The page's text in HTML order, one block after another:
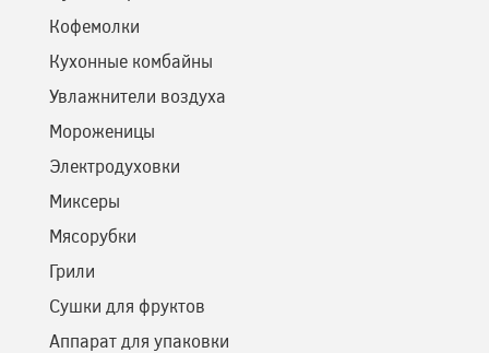
Кофемолки
Кухонные комбайны
Увлажнители воздуха
Мороженицы
Электродуховки
Миксеры
Мясорубки
Грили
Сушки для фруктов
Аппарат для упаковки